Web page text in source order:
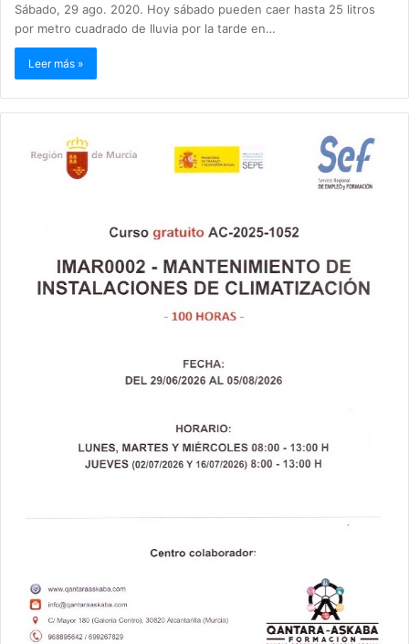
Sábado, 29 ago. 2020. Hoy sábado pueden caer hasta 25 litros
por metro cuadrado de lluvia por la tarde en…
Leer más »